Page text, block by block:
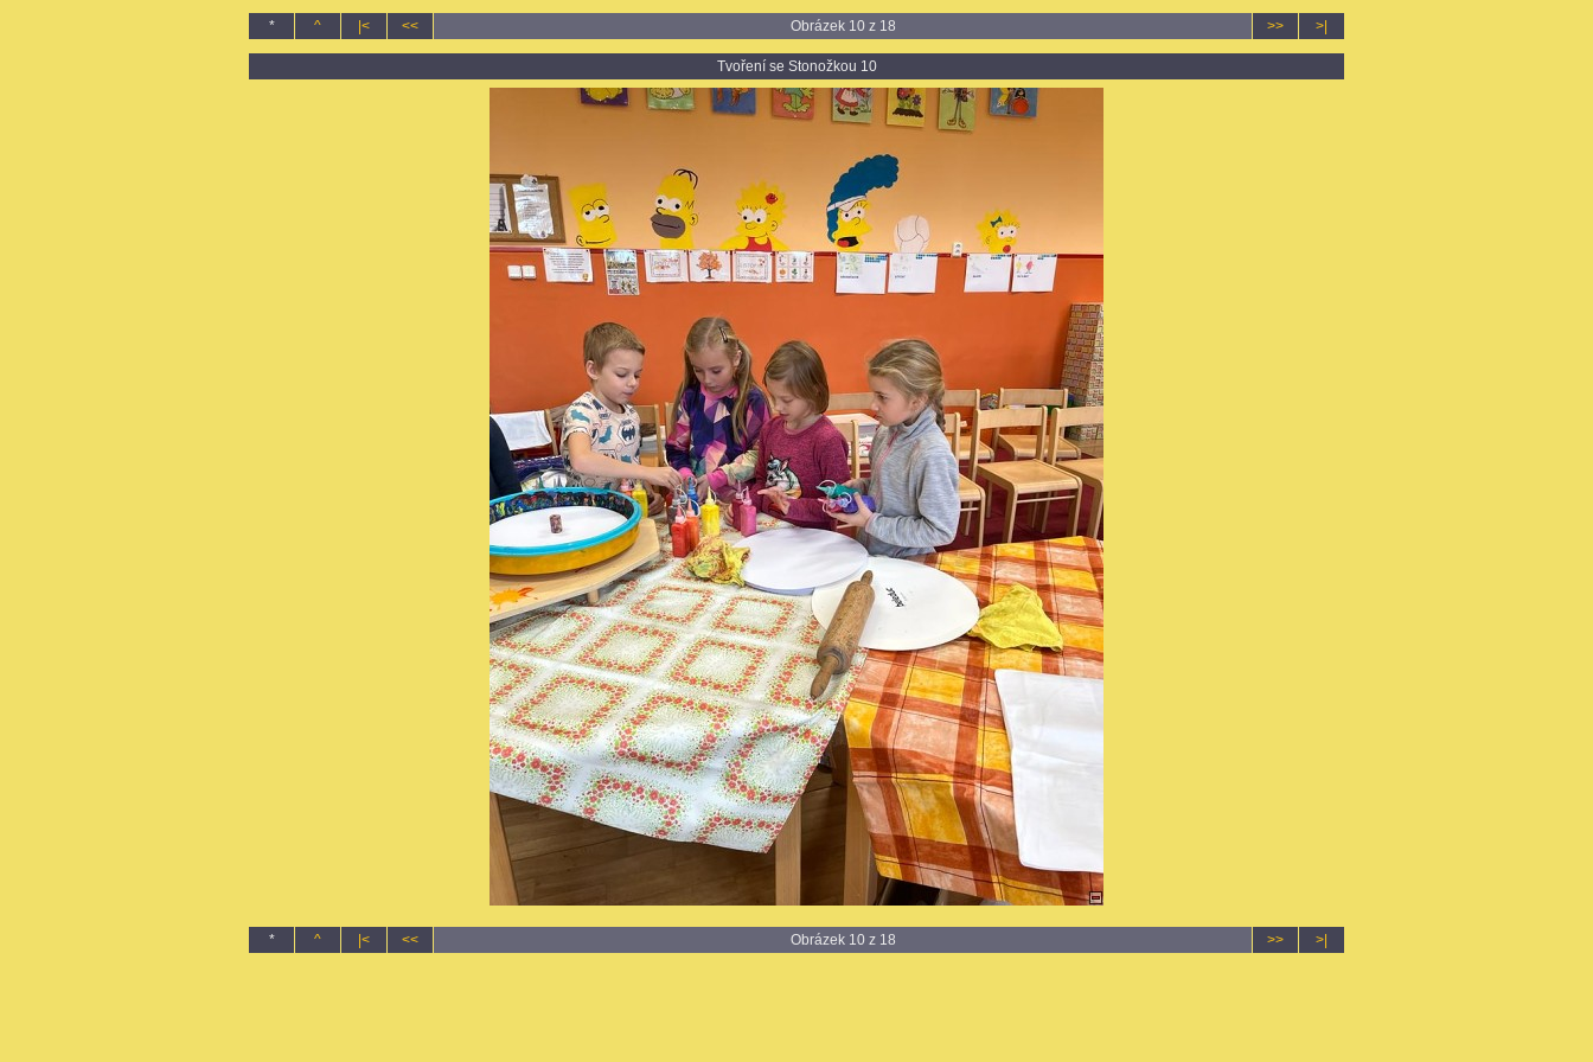
* ^ |< << Obrázek 10 z 18 >> >|
Tvoření se Stonožkou 10
* ^ |< << Obrázek 10 z 18 >> >|